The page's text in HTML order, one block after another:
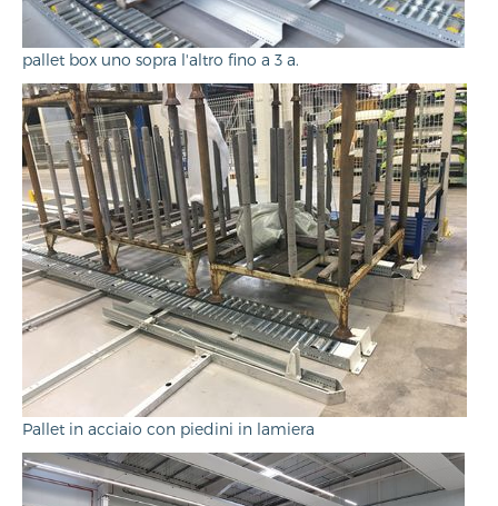
pallet box uno sopra l'altro fino a 3 a.
Pallet in acciaio con piedini in lamiera